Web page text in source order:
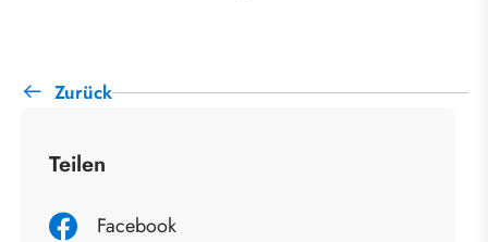
Zurück
Teilen
Facebook